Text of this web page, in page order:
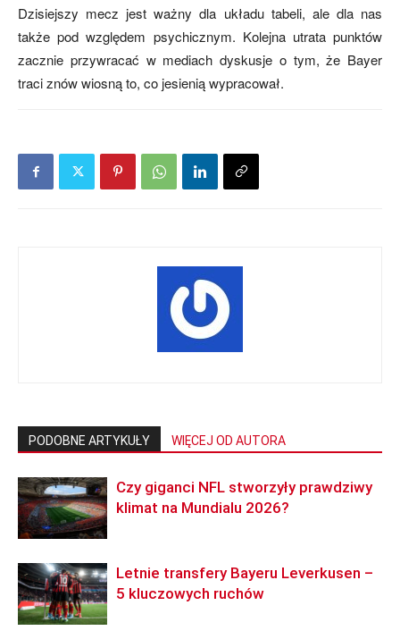
Dzisiejszy mecz jest ważny dla układu tabeli, ale dla nas
także pod względem psychicznym. Kolejna utrata punktów
zacznie przywracać w mediach dyskusje o tym, że Bayer
traci znów wiosną to, co jesienią wypracował.
PODOBNE ARTYKUŁY WIĘCEJ OD AUTORA
Czy giganci NFL stworzyły prawdziwy
klimat na Mundialu 2026?
Letnie transfery Bayeru Leverkusen –
5 kluczowych ruchów